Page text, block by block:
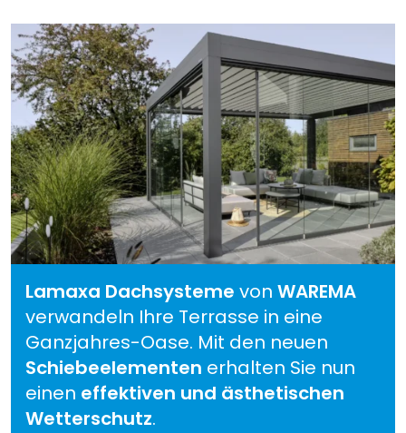
Lamaxa Dachsysteme von WAREMA
verwandeln Ihre Terrasse in eine
Ganzjahres-Oase. Mit den neuen
Schiebeelementen erhalten Sie nun
einen effektiven und ästhetischen
Wetterschutz.